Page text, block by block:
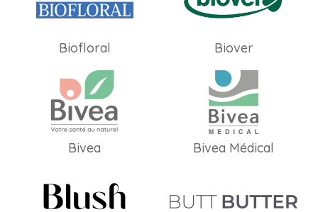
Biofloral Biover
Bivea Bivea Médical